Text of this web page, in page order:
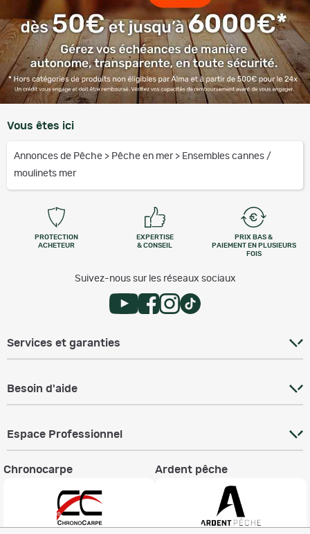
Vous êtes ici
Annonces de Pêche > Pêche en mer > Ensembles cannes /
moulinets mer
PROTECTION
ACHETEUR
EXPERTISE
& CONSEIL
PRIX BAS &
PAIEMENT EN PLUSIEURS
FOIS
Suivez-nous sur les réseaux sociaux
Services et garanties
Besoin d'aide
Espace Professionnel
Chronocarpe Ardent pêche